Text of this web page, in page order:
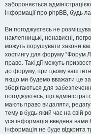
забороняється
інформації про phpBB, будь
Ви погоджуєтесь не
наклепницькі, ненависні,
можуть порушувати закони
хостингу для форуму “Форум
право. Такі дії можуть
до форуму, при цьому ваш
якщо ми будемо вважати це за
зберігаються для
погоджуєтесь, що
мають право видаляти,
тему в будь-який час на свій
уся інформація введена вами
інформація не буде відкрита